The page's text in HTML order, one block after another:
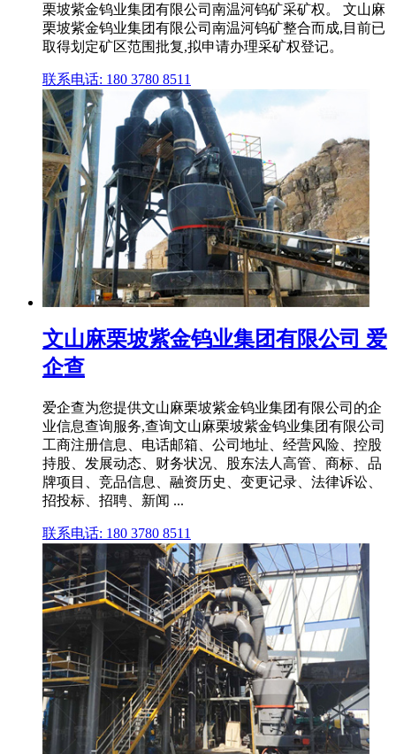
栗坡紫金钨业集团有限公司南温河钨矿采矿权。 文山麻
栗坡紫金钨业集团有限公司南温河钨矿整合而成,目前已
取得划定矿区范围批复,拟申请办理采矿权登记。
联系电话: 180 3780 8511
文山麻栗坡紫金钨业集团有限公司 爱
企查
爱企查为您提供文山麻栗坡紫金钨业集团有限公司的企
业信息查询服务,查询文山麻栗坡紫金钨业集团有限公司
工商注册信息、电话邮箱、公司地址、经营风险、控股
持股、发展动态、财务状况、股东法人高管、商标、品
牌项目、竞品信息、融资历史、变更记录、法律诉讼、
招投标、招聘、新闻 ...
联系电话: 180 3780 8511